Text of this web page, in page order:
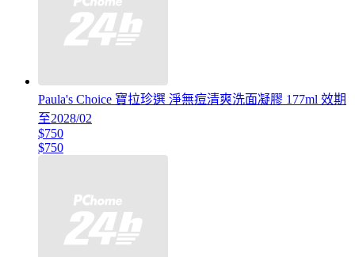
Paula's Choice 寶拉珍選 淨無痘清爽洗面凝膠 177ml 效期
至2028/02
$750
$750